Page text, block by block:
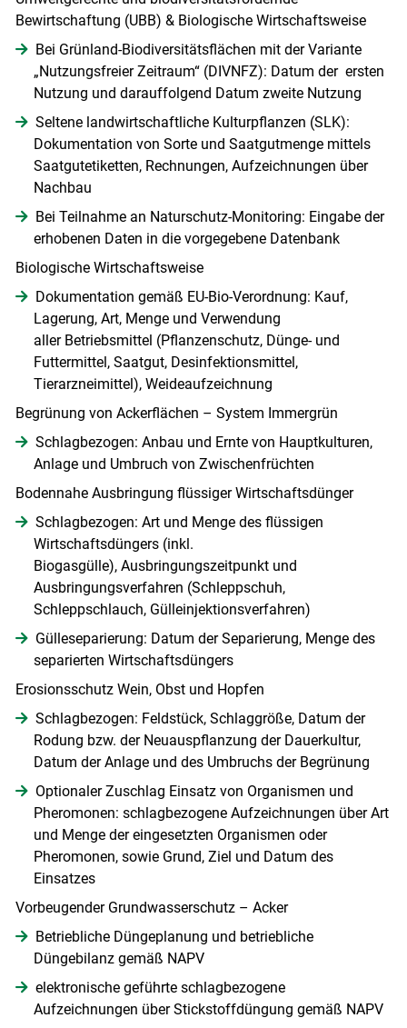
Bewirtschaftung (UBB) & Biologische Wirtschaftsweise
Bei Grünland-Biodiversitätsflächen mit der Variante
„Nutzungsfreier Zeitraum“ (DIVNFZ): Datum der ersten
Nutzung und darauffolgend Datum zweite Nutzung
Seltene landwirtschaftliche Kulturpflanzen (SLK):
Dokumentation von Sorte und Saatgutmenge mittels
Saatgutetiketten, Rechnungen, Aufzeichnungen über
Nachbau
Bei Teilnahme an Naturschutz-Monitoring: Eingabe der
erhobenen Daten in die vorgegebene Datenbank
Biologische Wirtschaftsweise
Dokumentation gemäß EU-Bio-Verordnung: Kauf,
Lagerung, Art, Menge und Verwendung
aller Betriebsmittel (Pflanzenschutz, Dünge- und
Futtermittel, Saatgut, Desinfektionsmittel,
Tierarzneimittel), Weideaufzeichnung
Begrünung von Ackerflächen – System Immergrün
Schlagbezogen: Anbau und Ernte von Hauptkulturen,
Anlage und Umbruch von Zwischenfrüchten
Bodennahe Ausbringung flüssiger Wirtschaftsdünger
Schlagbezogen: Art und Menge des flüssigen
Wirtschaftsdüngers (inkl.
Biogasgülle), Ausbringungszeitpunkt und
Ausbringungsverfahren (Schleppschuh,
Schleppschlauch, Gülleinjektionsverfahren)
Gülleseparierung: Datum der Separierung, Menge des
separierten Wirtschaftsdüngers
Erosionsschutz Wein, Obst und Hopfen
Schlagbezogen: Feldstück, Schlaggröße, Datum der
Rodung bzw. der Neuauspflanzung der Dauerkultur,
Datum der Anlage und des Umbruchs der Begrünung
Optionaler Zuschlag Einsatz von Organismen und
Pheromonen: schlagbezogene Aufzeichnungen über Art
und Menge der eingesetzten Organismen oder
Pheromonen, sowie Grund, Ziel und Datum des
Einsatzes
Vorbeugender Grundwasserschutz – Acker
Betriebliche Düngeplanung und betriebliche
Düngebilanz gemäß NAPV
elektronische geführte schlagbezogene
Aufzeichnungen über Stickstoffdüngung gemäß NAPV